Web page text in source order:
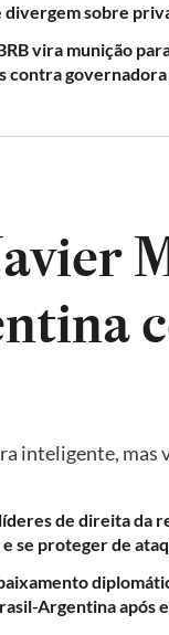
divergem sobre
vira munição
contra governadora
inteligente, mas
de direita da
se proteger de
Argentina após